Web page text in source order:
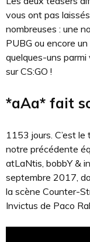
vous ont pas
nombreuses : une
PUBG ou encore
quelques-uns
sur CS:GO !
*aAa* fait
1153 jours. C’est
notre précédente
atLaNtis, bobbY &
septembre 2017,
la scène Counter-
Invictus de Paco